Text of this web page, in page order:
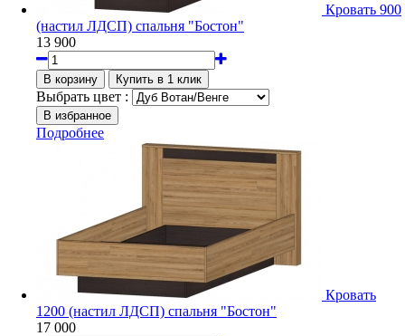
Кровать 900
(настил ЛДСП) спальня "Бостон"
13 900
Выбрать цвет :
Подробнее
Кровать
1200 (настил ЛДСП) спальня "Бостон"
17 000